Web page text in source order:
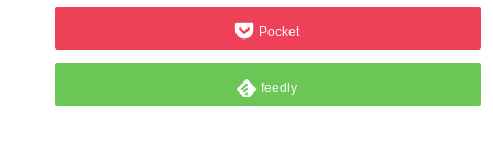
Pocket
feedly